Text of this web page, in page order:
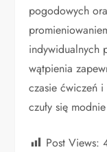
pogodowych
indywidualnych
wątpienia
czasie ćwiczeń
czuły się
Post Views: